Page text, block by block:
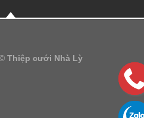
Thiệp cưới Nhà Lỳ